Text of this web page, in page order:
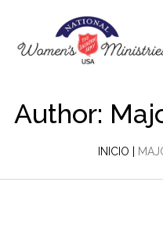
Author:
INICIO |